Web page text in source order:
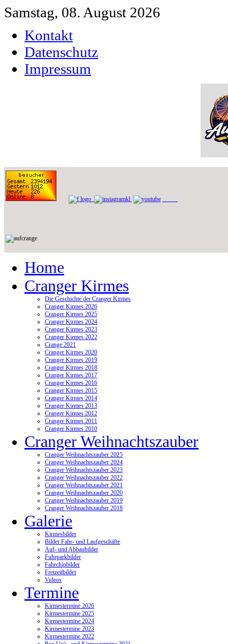
Samstag, 08. August 2026
Kontakt
Datenschutz
Impressum
Home
Cranger Kirmes
Die Geschichte der Cranger Kirmes
Cranger Kirmes 2026
Cranger Kirmes 2025
Cranger Kirmes 2024
Cranger Kirmes 2023
Cranger Kirmes 2022
Crange 2021
Cranger Kirmes 2020
Cranger Kirmes 2019
Cranger Kirmes 2018
Cranger Kirmes 2017
Cranger Kirmes 2016
Cranger Kirmes 2015
Cranger Kirmes 2014
Cranger Kirmes 2013
Cranger Kirmes 2012
Cranger Kirmes 2011
Cranger Kirmes 2010
Cranger Weihnachtszauber
Cranger Weihnachtszauber 2025
Cranger Weihnachtszauber 2024
Cranger Weihnachtszauber 2023
Cranger Weihnachtszauber 2022
Cranger Weihnachtszauber 2021
Cranger Weihnachtszauber 2020
Cranger Weihnachtszauber 2019
Cranger Weihnachtszauber 2018
Galerie
Kirmesbilder
Bilder Fahr- und Laufgeschäfte
Auf- und Abbaubilder
Fuhrparkbilder
Fahrchipbilder
Freizeitbilder
Videos
Termine
Kirmestermine 2026
Kirmestermine 2025
Kirmestermine 2024
Kirmestermine 2023
Kirmestermine 2022